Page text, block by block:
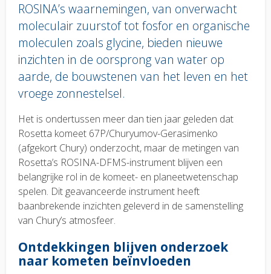
ROSINA’s waarnemingen, van onverwacht
moleculair zuurstof tot fosfor en organische
moleculen zoals glycine, bieden nieuwe
inzichten in de oorsprong van water op
aarde, de bouwstenen van het leven en het
vroege zonnestelsel.
Body
text
Het is ondertussen meer dan tien jaar geleden dat
Rosetta komeet 67P/Churyumov-Gerasimenko
(afgekort Chury) onderzocht, maar de metingen van
Rosetta’s ROSINA-DFMS-instrument blijven een
belangrijke rol in de komeet- en planeetwetenschap
spelen. Dit geavanceerde instrument heeft
baanbrekende inzichten geleverd in de samenstelling
van Chury’s atmosfeer.
Ontdekkingen blijven onderzoek
naar kometen beïnvloeden